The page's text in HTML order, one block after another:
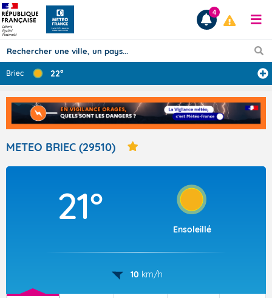
Prévisions
TOUS LES RÉSULTATS
Articles
4
Briec 22°
METEO BRIEC (29510)
21°
Ensoleillé
10 km/h